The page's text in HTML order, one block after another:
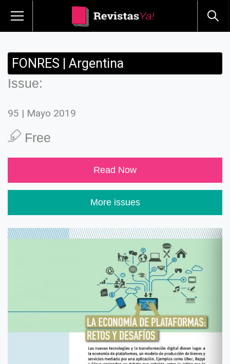
FONRES | Argentina
Issue:
95 | Mayo 2019
Free
Read Now
More issues